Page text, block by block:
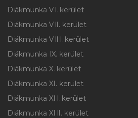
Diákmunka VI. kerület
Diákmunka VII. kerület
Diákmunka VIII. kerület
Diákmunka IX. kerület
Diákmunka X. kerület
Diákmunka XI. kerület
Diákmunka XII. kerület
Diákmunka XIII. kerület